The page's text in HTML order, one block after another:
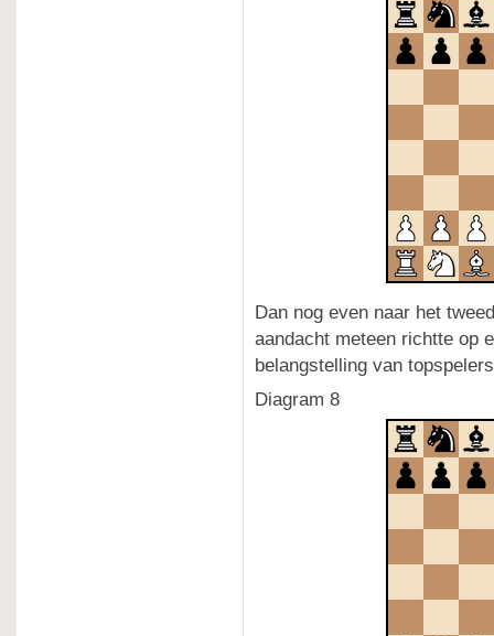
Dan nog even naar het
aandacht meteen richtte op
belangstelling van
Diagram 8